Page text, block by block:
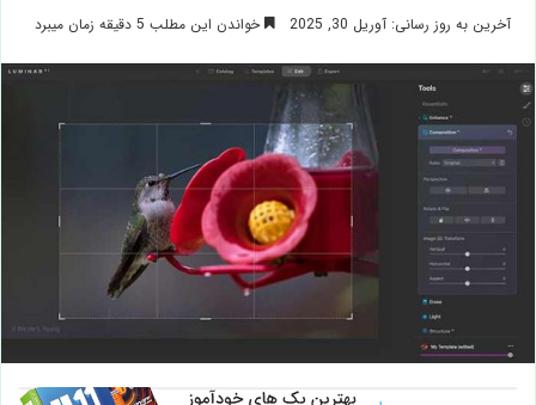
ایمیلآخرین به روز رسانی: آوریل 30, 2025
خواندن این مطلب 5 دقیقه زمان میبرد